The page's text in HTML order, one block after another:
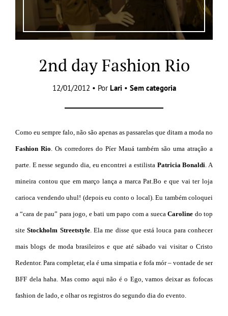
2nd day Fashion Rio
12/01/2012 • Por Lari • Sem categoria
Como eu sempre falo, não são apenas as passarelas que ditam a moda no
Fashion Rio. Os corredores do Píer Mauá também são uma atração a
parte. E nesse segundo dia, eu encontrei a estilista Patricia Bonaldi. A
mineira contou que em março lança a marca Pat.Bo e que vai ter loja
carioca vendendo uhul! (depois eu conto o local). Eu também coloquei
a “cara de pau” para jogo, e bati um papo com a suecaCaroline do top
siteStockholm Streetstyle. Ela me disse que está louca para conhecer
mais blogs de moda brasileiros e que até sábado vai visitar o Cristo
Redentor. Para completar, ela é uma simpatia e fofa mór – vontade de ser
BFF dela haha. Mas como aqui não é o Ego, vamos deixar as fofocas
fashion de lado, e olhar os registros do segundo dia do evento.